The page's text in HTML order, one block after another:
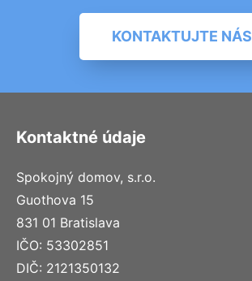
KONTAKTUJTE NÁS
Kontaktné údaje
Spokojný domov, s.r.o.
Guothova 15
831 01 Bratislava
IČO: 53302851
DIČ: 2121350132